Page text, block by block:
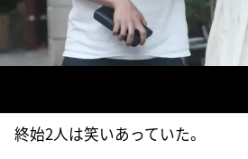
終始2人は笑いあっていた。